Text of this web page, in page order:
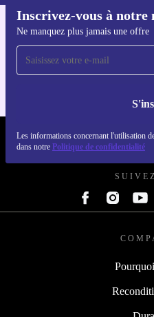
Inscrivez-vous à notre
Ne manquez plus jamais une offre
Les informations concernant l'utilisation
dans notre Politique de confidentialité
Téléchargez
Pour iOS et
REFURBED